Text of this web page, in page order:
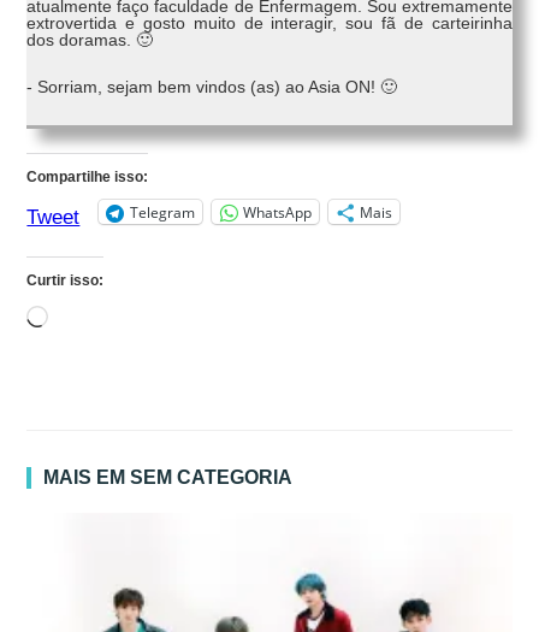
atualmente faço faculdade de Enfermagem. Sou extremamente
extrovertida e gosto muito de interagir, sou fã de carteirinha
dos doramas. 🙂
- Sorriam, sejam bem vindos (as) ao Asia ON! 🙂
Compartilhe isso:
Tweet Telegram WhatsApp Mais
Curtir isso:
Carregando...
MAIS EM SEM CATEGORIA